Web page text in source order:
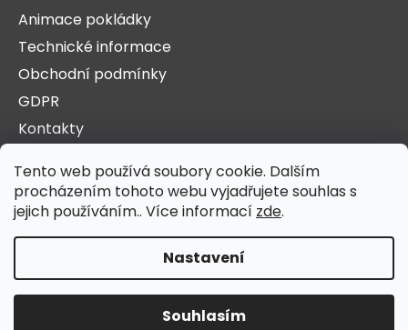
Tento web používá soubory cookie. Dalším
procházením tohoto webu vyjadřujete souhlas s
jejich používáním.. Více informací zde.
Nastavení
Souhlasím
Animace pokládky
Technické informace
Obchodní podmínky
GDPR
Kontakty
Doprava a platba
Reference
Vytvořil Shoptet
HST Žichlínek s.r.o.